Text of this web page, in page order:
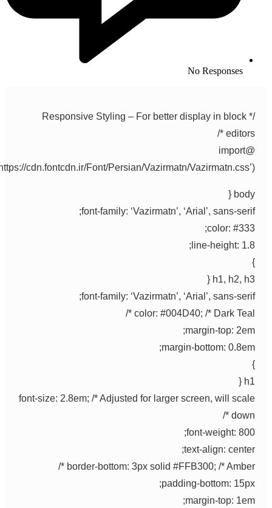
No Responses
/* Responsive Styling – For better display in block
editors
@import
url(‘https://cdn.fontcdn.ir/Font/Persian/Vazirmatn/
font-family: ‘Vazirmatn’, ‘Arial’, sans-
color:
line-height:
h1, h2,
font-family: ‘Vazirmatn’, ‘Arial’, sans-
color: #004D40; /* Dark Teal
margin-top:
margin-bottom:
font-size: 2.8em; /* Adjusted for larger screen, will
down
font-weight:
text-align:
border-bottom: 3px solid #FFB300; /* Amber
padding-bottom:
margin-top: